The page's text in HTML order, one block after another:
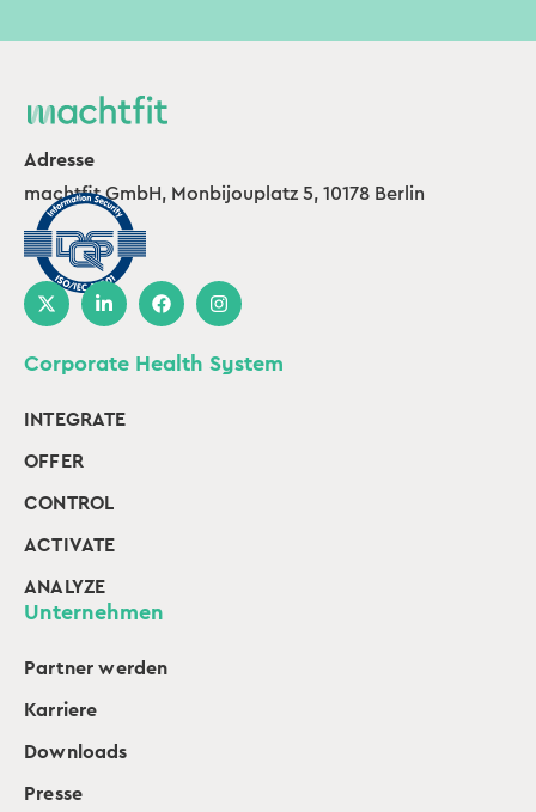
Adresse
machtfit GmbH, Monbijouplatz 5, 10178 Berlin
Corporate Health System
INTEGRATE
OFFER
CONTROL
ACTIVATE
ANALYZE
Unternehmen
Partner werden
Karriere
Downloads
Presse